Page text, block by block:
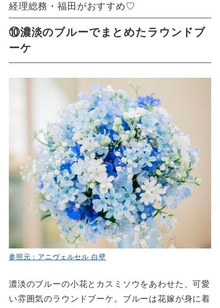
経理総務・福田がおすすめ♡
⑩濃淡のブルーでまとめたラウンドブ
ーケ
参照元：アニヴェルセル 白壁
濃淡のブルーの小花とカスミソウをあわせた、可愛
い雰囲気のラウンドブーケ。ブルーは花嫁が身に着